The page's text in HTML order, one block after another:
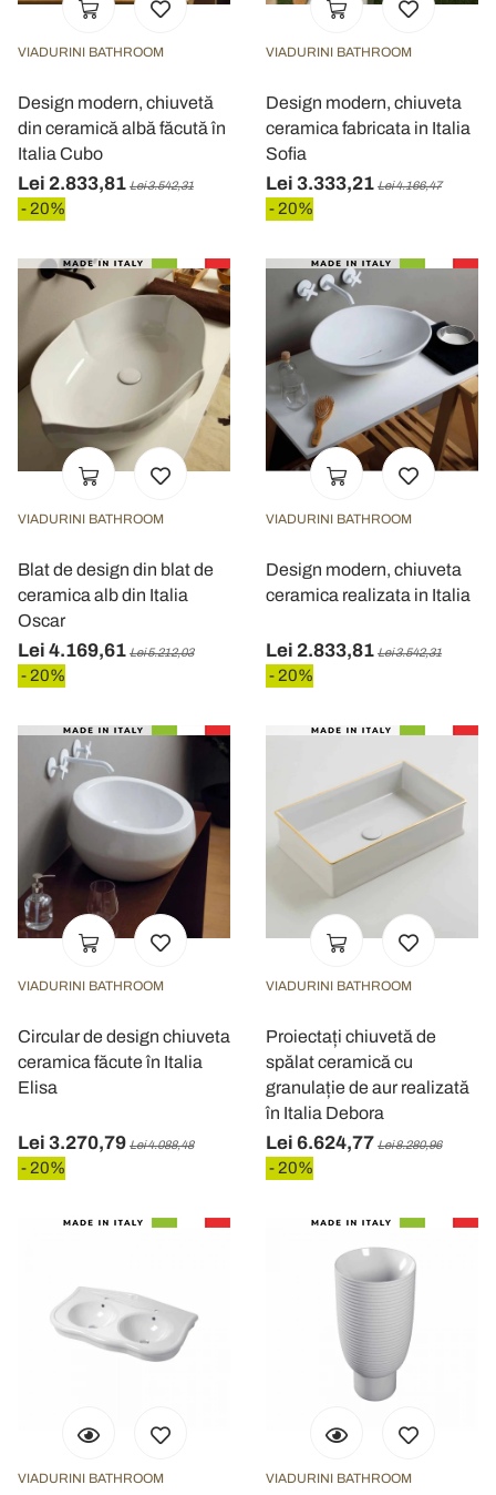
VIADURINI BATHROOM
Design modern, chiuvetă
din ceramică albă făcută în
Italia Cubo
Lei 2.833,81 Lei 3.542,31
- 20%
VIADURINI BATHROOM
Design modern, chiuveta
ceramica fabricata in Italia
Sofia
Lei 3.333,21 Lei 4.166,47
- 20%
VIADURINI BATHROOM
Blat de design din blat de
ceramica alb din Italia
Oscar
Lei 4.169,61 Lei 5.212,03
- 20%
VIADURINI BATHROOM
Design modern, chiuveta
ceramica realizata in Italia
Lei 2.833,81 Lei 3.542,31
- 20%
VIADURINI BATHROOM
Circular de design chiuveta
ceramica făcute în Italia
Elisa
Lei 3.270,79 Lei 4.088,48
- 20%
VIADURINI BATHROOM
Proiectați chiuvetă de
spălat ceramică cu
granulație de aur realizată
în Italia Debora
Lei 6.624,77 Lei 8.280,96
- 20%
VIADURINI BATHROOM VIADURINI BATHROOM